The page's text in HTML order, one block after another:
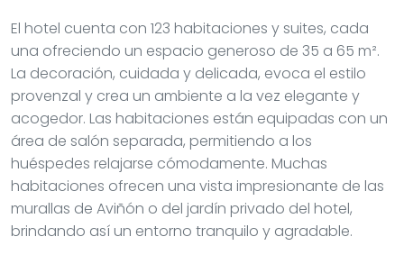
El hotel cuenta con 123 habitaciones y suites, cada
una ofreciendo un espacio generoso de 35 a 65 m².
La decoración, cuidada y delicada, evoca el estilo
provenzal y crea un ambiente a la vez elegante y
acogedor. Las habitaciones están equipadas con un
área de salón separada, permitiendo a los
huéspedes relajarse cómodamente. Muchas
habitaciones ofrecen una vista impresionante de las
murallas de Aviñón o del jardín privado del hotel,
brindando así un entorno tranquilo y agradable.